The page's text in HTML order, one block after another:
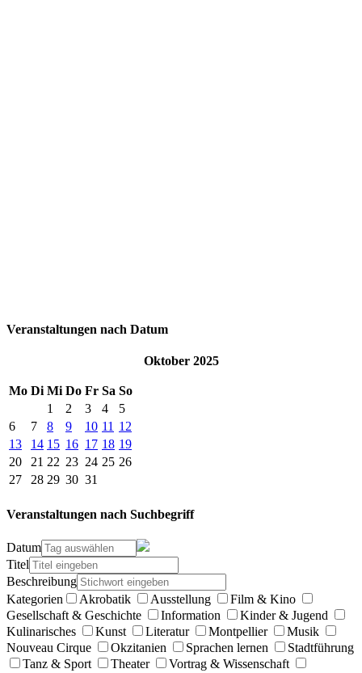
Veranstaltungen nach Datum
Oktober 2025
Mo Di Mi Do Fr Sa So
1
2 3 4
5
6
7 8 9 10 11 12
13
14 15 16 17 18 19
20
21 22 23 24 25 26
27
28 29 30 31
Veranstaltungen nach Suchbegriff
Datum
Titel
Beschreibung
Kategorien
Akrobatik Ausstellung
Film & Kino
Gesellschaft & Geschichte
Information
Kinder & Jugend
Kulinarisches
Kunst Literatur Montpellier
Musik
Nouveau Cirque
Okzitanien Sprachen lernen
Stadtführung
Tanz & Sport
Theater
Vortrag & Wissenschaft